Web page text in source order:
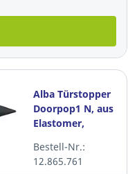
Alba Türstopper
Doorpop1 N, aus
Elastomer,
schwarz
Bestell-Nr.:
12.865.761